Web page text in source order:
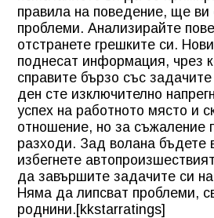
правила на поведение, ще
проблеми. Анализирайте
отстранете грешките си.
поднесат информация, чрез
справите бързо със задачите
ден сте изключително
успех на работното място и
отношение, но за съжаление
разходи. Зад волана бъдете
избегнете
да завършите задачите си
Няма да липсват проблеми,
роднини.[kkstarratings]